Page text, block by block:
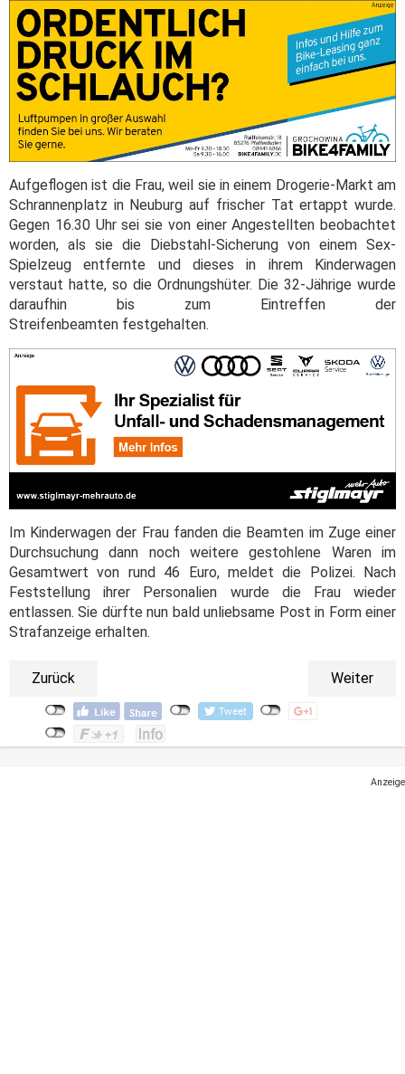
Aufgeflogen ist die Frau, weil sie in einem Drogerie-Markt am
Schrannenplatz in Neuburg auf frischer Tat ertappt wurde.
Gegen 16.30 Uhr sei sie von einer Angestellten beobachtet
worden, als sie die Diebstahl-Sicherung von einem Sex-
Spielzeug entfernte und dieses in ihrem Kinderwagen
verstaut hatte, so die Ordnungshüter. Die 32-Jährige wurde
daraufhin bis zum Eintreffen der
Streifenbeamten festgehalten.
Im Kinderwagen der Frau fanden die Beamten im Zuge einer
Durchsuchung dann noch weitere gestohlene Waren im
Gesamtwert von rund 46 Euro, meldet die Polizei. Nach
Feststellung ihrer Personalien wurde die Frau wieder
entlassen. Sie dürfte nun bald unliebsame Post in Form einer
Strafanzeige erhalten.
Zurück Weiter
Anzeige